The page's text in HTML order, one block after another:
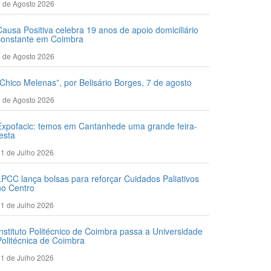
de Agosto 2026
Positiva celebra 19 anos de apoio domiciliário
em Coimbra
de Agosto 2026
Melenas”, por Belisário Borges, 7 de agosto
de Agosto 2026
temos em Cantanhede uma grande feira-
de Julho 2026
lança bolsas para reforçar Cuidados Paliativos
Centro
de Julho 2026
Politécnico de Coimbra passa a Universidade
de Coimbra
de Julho 2026